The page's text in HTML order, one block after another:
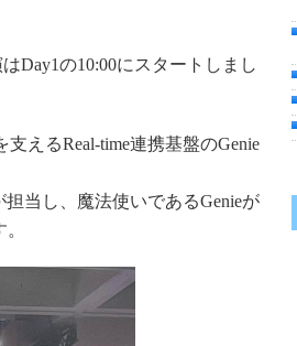
Day1の10:00にスタートしまし
支えるReal-time連携基盤のGenie
当し、魔法使いであるGenieが